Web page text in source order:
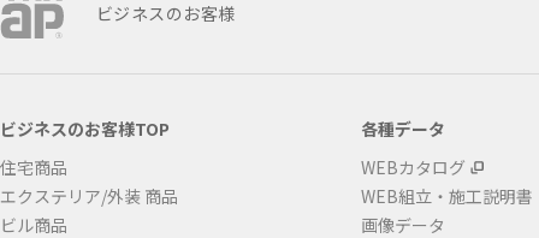
ビジネスのお客様
ビジネスのお客様TOP
住宅商品
エクステリア/外装 商品
ビル商品
各種データ
WEBカタログ
WEB組立・施工説明書
画像データ